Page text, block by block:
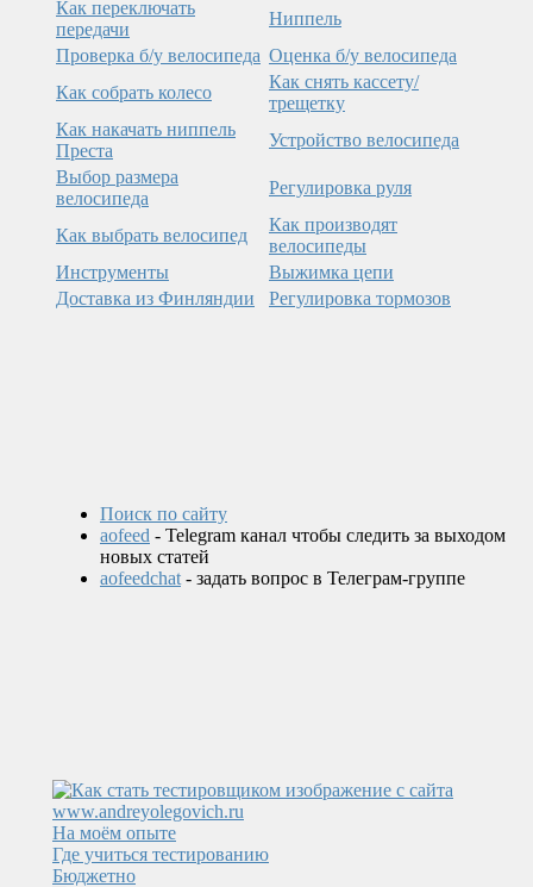
Как переключать
передачи
Ниппель
Проверка б/у велосипеда Оценка б/у велосипеда
Как собрать колесо
Как снять кассету/
трещетку
Как накачать ниппель
Преста
Устройство велосипеда
Выбор размера
велосипеда
Регулировка руля
Как выбрать велосипед
Как производят
велосипеды
Инструменты
Выжимка цепи
Доставка из Финляндии
Регулировка тормозов
Поиск по сайту
aofeed - Telegram канал чтобы следить за выходом
новых статей
aofeedchat - задать вопрос в Телеграм-группе
На моём опыте
Где учиться тестированию
Бюджетно